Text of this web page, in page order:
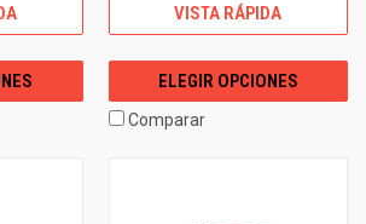
VISTA RÁPIDA
ELEGIR OPCIONES
Comparar